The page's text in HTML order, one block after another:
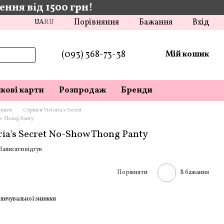
від 1500 грн!
UARU Порівняння Бажання Вхід
(093) 368-73-38 Мій кошик
карти Розпродаж Бренди
Стрінги Victoria's Secret
Thong Panty
Secret No-Show Thong Panty
відгук
Порівняти В бажання
знижки